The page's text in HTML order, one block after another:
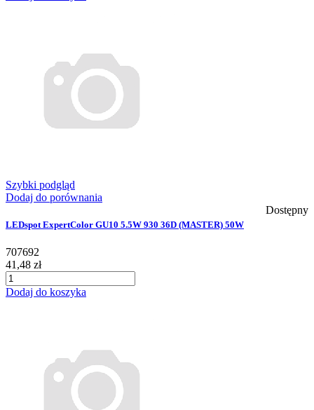
Szybki podgląd
Dodaj do porównania
Dostępny
LEDspot ExpertColor GU10 5.5W 930 36D (MASTER) 50W
707692
41,48 zł
Dodaj do koszyka